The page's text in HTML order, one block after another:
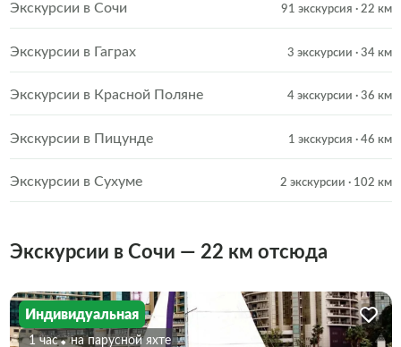
Экскурсии в Сочи 91 экскурсия · 22 км
Экскурсии в Гаграх 3 экскурсии · 34 км
Экскурсии в Красной Поляне 4 экскурсии · 36 км
Экскурсии в Пицунде 1 экскурсия · 46 км
Экскурсии в Сухуме 2 экскурсии · 102 км
Экскурсии в Сочи — 22 км отсюда
Индивидуальная
1 час На парусной яхте